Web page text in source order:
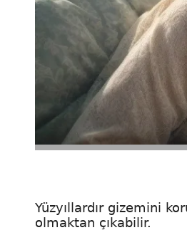
Yüzyıllardır gizemini
olmaktan çıkabilir.